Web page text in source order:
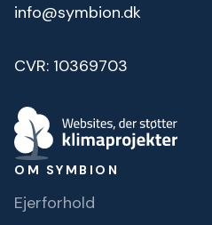
info@symbion.dk
CVR: 10369703
OM SYMBION
Ejerforhold